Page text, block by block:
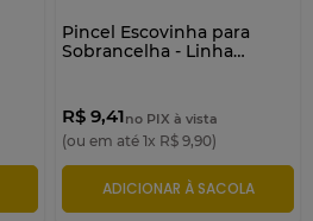
Pincel Escovinha para
Sobrancelha - Linha
R$ 9,41no PIX à vista
(ou em até 1x R$ 9,90)
ADICIONAR À SACOLA